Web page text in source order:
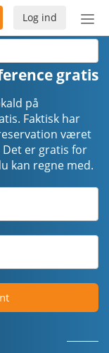
Slå
Log ind
gratis
på
Faktisk har
været
Det er gratis for
kan regne med.